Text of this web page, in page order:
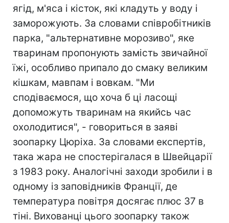
ягід, м'яса і кісток, які кладуть у воду і
заморожують. За словами співробітників
парка, "альтернативне морозиво", яке
тваринам пропонують замість звичайної
їжі, особливо припало до смаку великим
кішкам, мавпам і вовкам. "Ми
сподіваємося, що хоча б ці ласощі
допоможуть тваринам на якийсь час
охолодитися", - говориться в заяві
зоопарку Цюріха. За словами експертів,
така жара не спостерігалася в Швейцарії
з 1983 року. Аналогічні заходи зробили і в
одному із заповідників Франції, де
температура повітря досягає плюс 37 в
тіні. Вихованці цього зоопарку також